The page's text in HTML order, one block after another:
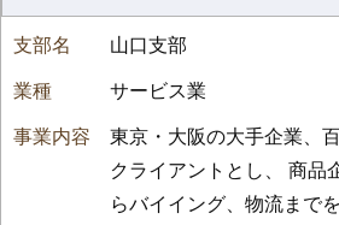
山口支部
サービス業
東京・大阪の大手企業、
クライアントとし、 商品
らバイイング、物流まで